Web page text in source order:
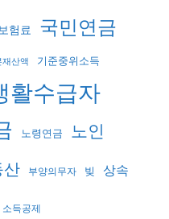
험료 국민연금
재산액 기준중위소득
활수급자
노령연금 노인
산 부양의무자 빚 상속
소득공제